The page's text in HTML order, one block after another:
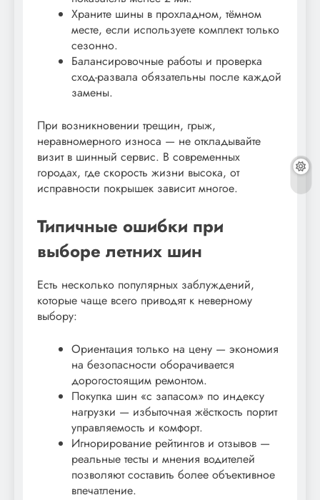
Храните шины в прохладном, тёмном
месте, если используете комплект только
сезонно.
Балансировочные работы и проверка
сход-развала обязательны после каждой
замены.
При возникновении трещин, грыж,
неравномерного износа — не откладывайте
визит в шинный сервис. В современных
городах, где скорость жизни высока, от
исправности покрышек зависит многое.
Типичные ошибки при
выборе летних шин
Есть несколько популярных заблуждений,
которые чаще всего приводят к неверному
выбору:
Ориентация только на цену — экономия
на безопасности оборачивается
дорогостоящим ремонтом.
Покупка шин «с запасом» по индексу
нагрузки — избыточная жёсткость портит
управляемость и комфорт.
Игнорирование рейтингов и отзывов —
реальные тесты и мнения водителей
позволяют составить более объективное
впечатление.